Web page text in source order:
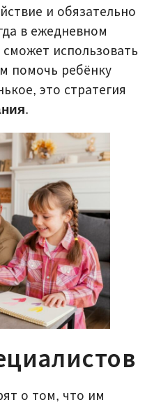
и обязательно
в ежедневном
использовать
помочь ребёнку
это стратегия
.
о том, что им